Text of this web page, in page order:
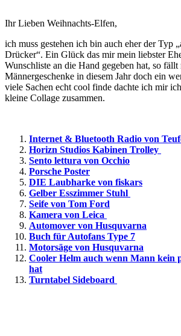
Ihr Lieben Weihnachts-Elfen,
ich muss gestehen ich bin auch eher der Typ
Drücker“. Ein Glück das mir mein liebster
Wunschliste an die Hand gegeben hat, so
Männergeschenke in diesem Jahr doch ein
viele Sachen echt cool finde dachte ich mir
kleine Collage zusammen.
Internet & Bluetooth Radio von
Horizn Studios Kabinen Trolley
Sento lettura von Occhio
Porsche Poster
DIE Laubharke von fiskars
Gelber Esszimmer Stuhl
Seife von Tom Ford
Kamera von Leica
Automover von Husquvarna
Buch für Autofans Type 7
Motorsäge von Husquvarna
Cooler Helm auch wenn Mann kein
hat
Turntabel Sideboard